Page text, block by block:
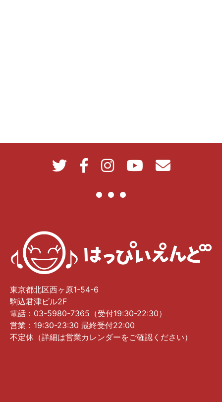
東京都北区西ヶ原1-54-6
駒込君津ビル2F
電話：03-5980-7365（受付19:30-22:30）
営業：19:30-23:30 最終受付22:00
不定休（詳細は営業カレンダーをご確認ください）